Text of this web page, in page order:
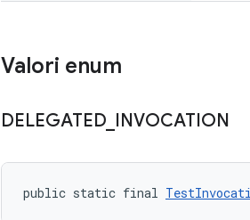
Valori enum
DELEGATED INVOCATION
public static final